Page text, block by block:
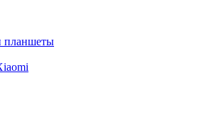
планшеты